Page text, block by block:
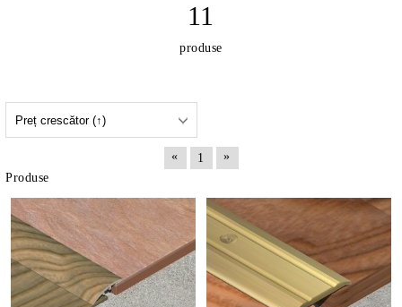
11
produse
« 1
»
Produse